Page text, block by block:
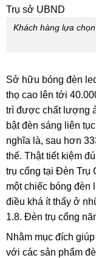
Khách hàng lựa
Sở hữu bóng đèn
thọ cao lên tới
trì được chất lượng
bật đèn sáng liên
nghĩa là, sau hơn
thế. Thật tiết kiệm
trụ cổng tại Đèn Trụ
một chiếc bóng đèn
điều khá ít thấy ở
1.8. Đèn trụ cổng
Nhằm mục đích
với các sản phẩm